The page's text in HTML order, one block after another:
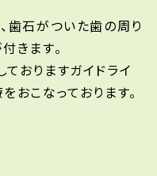
歯石がついた歯の周り
きます。
おりますガイドライ
おこなっております。